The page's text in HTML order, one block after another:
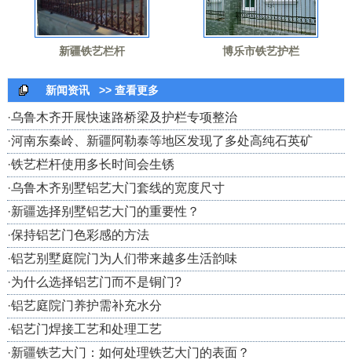
新疆铁艺栏杆 博乐市铁艺护栏
新闻资讯 >> 查看更多
·乌鲁木齐开展快速路桥梁及护栏专项整治
·河南东秦岭、新疆阿勒泰等地区发现了多处高纯石英矿
·铁艺栏杆使用多长时间会生锈
·乌鲁木齐别墅铝艺大门套线的宽度尺寸
·新疆选择别墅铝艺大门的重要性？
·保持铝艺门色彩感的方法
·铝艺别墅庭院门为人们带来越多生活韵味
·为什么选择铝艺门而不是铜门?
·铝艺庭院门养护需补充水分
·铝艺门焊接工艺和处理工艺
·新疆铁艺大门：如何处理铁艺大门的表面？